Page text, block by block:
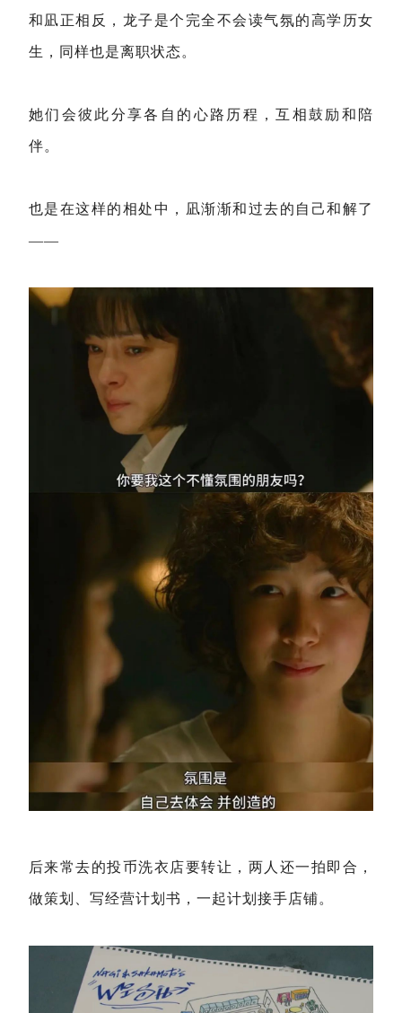
和凪正相反，龙子是个完全不会读气氛的高学历女
生，同样也是离职状态。
她们会彼此分享各自的心路历程，互相鼓励和陪
伴。
也是在这样的相处中，凪渐渐和过去的自己和解了
——
后来常去的投币洗衣店要转让，两人还一拍即合，
做策划、写经营计划书，一起计划接手店铺。